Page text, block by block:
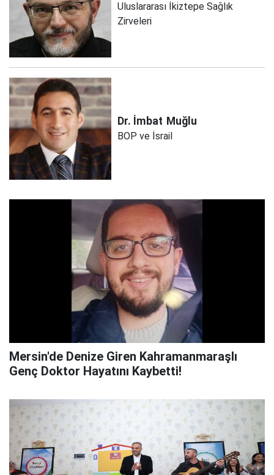
Uluslararası İkiztepe Sağlık
Zirveleri
Dr. İmbat Muğlu
BOP ve İsrail
Mersin'de Denize Giren Kahramanmaraşlı
Genç Doktor Hayatını Kaybetti!